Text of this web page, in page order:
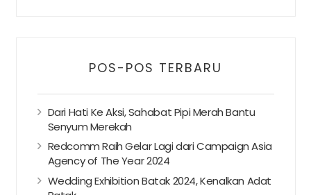
POS-POS TERBARU
Dari Hati Ke Aksi, Sahabat Pipi Merah Bantu
Senyum Merekah
Redcomm Raih Gelar Lagi dari Campaign Asia
Agency of The Year 2024
Wedding Exhibition Batak 2024, Kenalkan Adat